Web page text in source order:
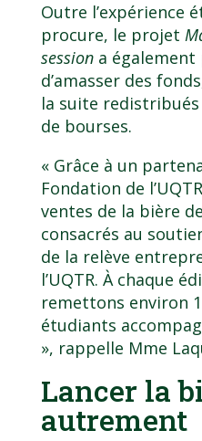
Outre l’expérience
procure, le projet
sessiona également
d’amasser des
la suite
de bourses.
« Grâce à un
Fondation de
ventes de la bière
consacrés au
de la relève
l’UQTR. À chaque
remettons environ
étudiants
», rappelle Mme
Lancer la
autrement